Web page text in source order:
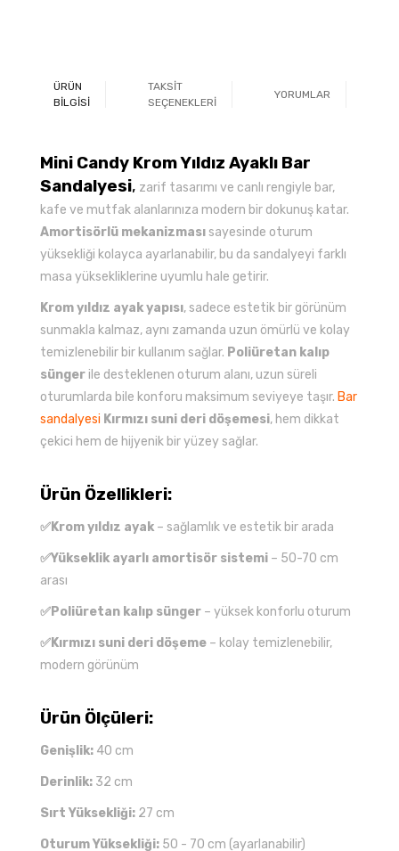
ÜRÜN
BİLGİSİ
TAKSİT
SEÇENEKLERİ
YORUMLAR
Mini Candy Krom Yıldız Ayaklı Bar
Sandalyesi, zarif tasarımı ve canlı rengiyle bar,
kafe ve mutfak alanlarınıza modern bir dokunuş katar.
Amortisörlü mekanizmasısayesinde oturum
yüksekliği kolayca ayarlanabilir, bu da sandalyeyi farklı
masa yüksekliklerine uyumlu hale getirir.
Krom yıldız ayak yapısı, sadece estetik bir görünüm
sunmakla kalmaz, aynı zamanda uzun ömürlü ve kolay
temizlenebilir bir kullanım sağlar. Poliüretan kalıp
sünger ile desteklenen oturum alanı, uzun süreli
oturumlarda bile konforu maksimum seviyeye taşır. Bar
sandalyesi Kırmızı suni deri döşemesi, hem dikkat
çekici hem de hijyenik bir yüzey sağlar.
Ürün Özellikleri:
✅Krom yıldız ayak – sağlamlık ve estetik bir arada
✅Yükseklik ayarlı amortisör sistemi – 50-70 cm
arası
✅Poliüretan kalıp sünger – yüksek konforlu oturum
✅Kırmızı suni deri döşeme – kolay temizlenebilir,
modern görünüm
Ürün Ölçüleri:
Genişlik: 40 cm
Derinlik: 32 cm
Sırt Yüksekliği: 27 cm
Oturum Yüksekliği: 50 - 70 cm (ayarlanabilir)